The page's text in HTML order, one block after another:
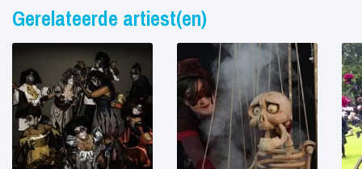
Gerelateerde artiest(en)